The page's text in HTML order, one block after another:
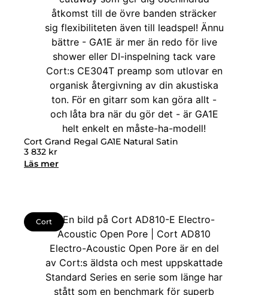
Cort Grand Regal GA1E Natural Satin
3 832 kr
Läs mer
Cort